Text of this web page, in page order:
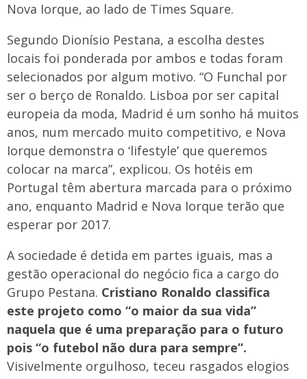
Nova Iorque, ao lado de Times Square.
Segundo Dionísio Pestana, a escolha destes
locais foi ponderada por ambos e todas foram
selecionados por algum motivo. “O Funchal por
ser o berço de Ronaldo. Lisboa por ser capital
europeia da moda, Madrid é um sonho há muitos
anos, num mercado muito competitivo, e Nova
Iorque demonstra o ‘lifestyle’ que queremos
colocar na marca”, explicou. Os hotéis em
Portugal têm abertura marcada para o próximo
ano, enquanto Madrid e Nova Iorque terão que
esperar por 2017.
A sociedade é detida em partes iguais, mas a
gestão operacional do negócio fica a cargo do
Grupo Pestana. Cristiano Ronaldo classifica
este projeto como “o maior da sua vida”
naquela que é uma preparação para o futuro
pois “o futebol não dura para sempre”.
Visivelmente orgulhoso, teceu rasgados elogios